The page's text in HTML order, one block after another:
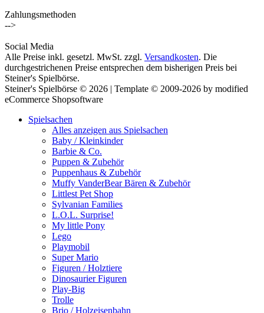
Zahlungsmethoden
-->
Social Media
Alle Preise inkl. gesetzl. MwSt. zzgl. Versandkosten. Die
durchgestrichenen Preise entsprechen dem bisherigen Preis bei
Steiner's Spielbörse.
Steiner's Spielbörse © 2026 | Template © 2009-2026 by modified
eCommerce Shopsoftware
Spielsachen
Alles anzeigen aus Spielsachen
Baby / Kleinkinder
Barbie & Co.
Puppen & Zubehör
Puppenhaus & Zubehör
Muffy VanderBear Bären & Zubehör
Littlest Pet Shop
Sylvanian Families
L.O.L. Surprise!
My little Pony
Lego
Playmobil
Super Mario
Figuren / Holztiere
Dinosaurier Figuren
Play-Big
Trolle
Brio / Holzeisenbahn